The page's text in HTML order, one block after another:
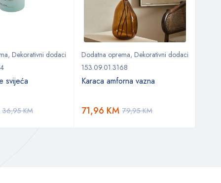
, Dekorativni dodaci
svijeća
36,95KM
Dodatna oprema, Dekorativni dodaci
153.09.01.3168
Karaca amforna vazna
79,95KM
71,96 KM